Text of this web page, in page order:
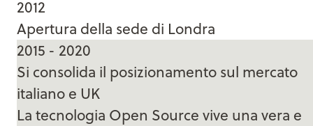
2012
Apertura della sede di Londra
2015 - 2020
Si consolida il posizionamento sul mercato
italiano e UK
La tecnologia Open Source vive una vera e